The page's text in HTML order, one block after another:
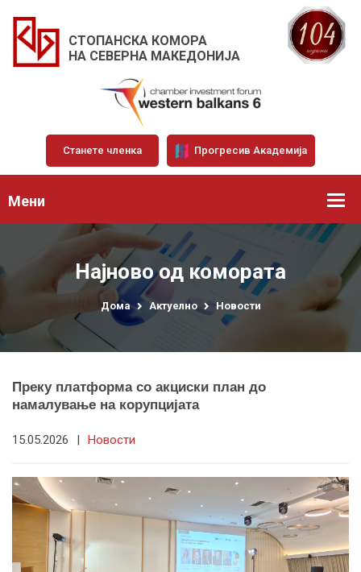
СТОПАНСКА КОМОРА
НА СЕВЕРНА МАКЕДОНИЈА
Станете членка Прогресив Академија
Мени
Најново од комората
Дома Актуелно Новости
Преку платформа со акциски план до
намалување на корупцијата
15.05.2026 | Новости